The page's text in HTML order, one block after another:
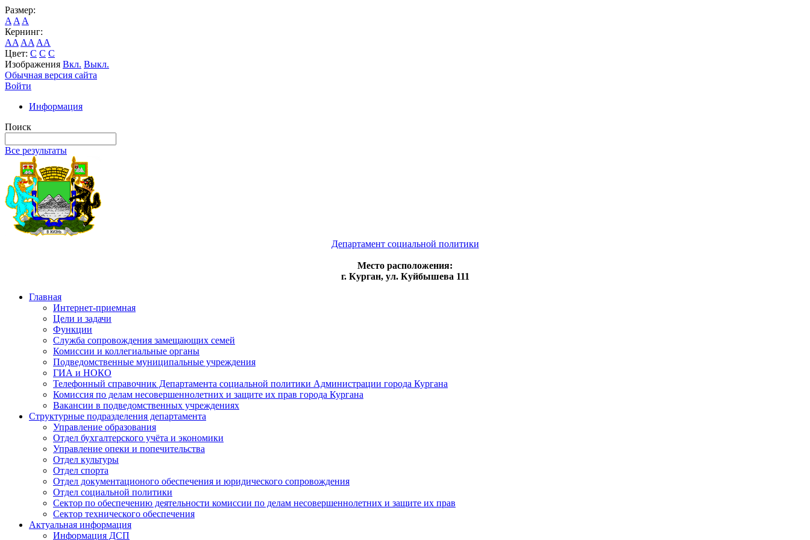
Размер:
A A A
Кернинг:
AA AA AA
Цвет: C C C
Изображения Вкл. Выкл.
Обычная версия сайта
Войти
Информация
Поиск
Все результаты
Департамент социальной политики
Место расположения:
г. Курган, ул. Куйбышева 111
Главная
Интернет-приемная
Цели и задачи
Функции
Служба сопровождения замещающих семей
Комиссии и коллегиальные органы
Подведомственные муниципальные учреждения
ГИА и НОКО
Телефонный справочник Департамента социальной политики Администрации города Кургана
Комиссия по делам несовершеннолетних и защите их прав города Кургана
Вакансии в подведомственных учреждениях
Структурные подразделения департамента
Управление образования
Отдел бухгалтерского учёта и экономики
Управление опеки и попечительства
Отдел культуры
Отдел спорта
Отдел документационого обеспечения и юридического сопровождения
Отдел социальной политики
Сектор по обеспечению деятельности комиссии по делам несовершеннолетних и защите их прав
Сектор технического обеспечения
Актуальная информация
Информация ДСП